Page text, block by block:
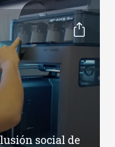
social de